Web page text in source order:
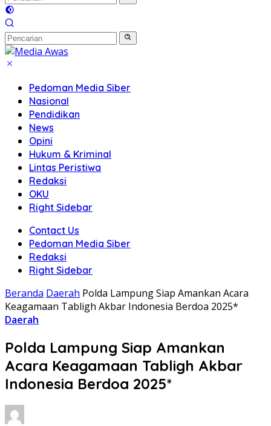
Pedoman Media Siber
Nasional
Pendidikan
News
Opini
Hukum & Kriminal
Lintas Peristiwa
Redaksi
OKU
Right Sidebar
Contact Us
Pedoman Media Siber
Redaksi
Right Sidebar
Beranda Daerah Polda Lampung Siap Amankan Acara
Keagamaan Tabligh Akbar Indonesia Berdoa 2025*
Daerah
Polda Lampung Siap Amankan
Acara Keagamaan Tabligh Akbar
Indonesia Berdoa 2025*